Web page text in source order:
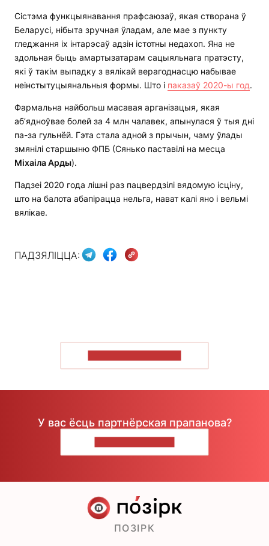
Сістэма функцыянавання прафсаюзаў, якая створана ў
Беларусі, нібыта зручная ўладам, але мае з пункту
гледжання іх інтарэсаў адзін істотны недахоп. Яна не
здольная быць амартызатарам сацыяльнага пратэсту,
які ў такім выпадку з вялікай верагоднасцю набывае
неінстытуцыянальныя формы. Што і паказаў 2020-ы год.
Фармальна найбольш масавая арганізацыя, якая
аб’ядноўвае болей за 4 млн чалавек, апынулася ў тыя дні
па-за гульнёй. Гэта стала адной з прычын, чаму ўлады
змянілі старшыню ФПБ (Сянько паставілі на месца
Міхаіла Арды).
Падзеі 2020 года лішні раз пацвердзілі вядомую ісціну,
што на балота абапірацца нельга, нават калі яно і вельмі
вялікае.
ПАДЗЯЛІЦЦА:
У вас ёсць партнёрская прапанова?
ПОЗІРК